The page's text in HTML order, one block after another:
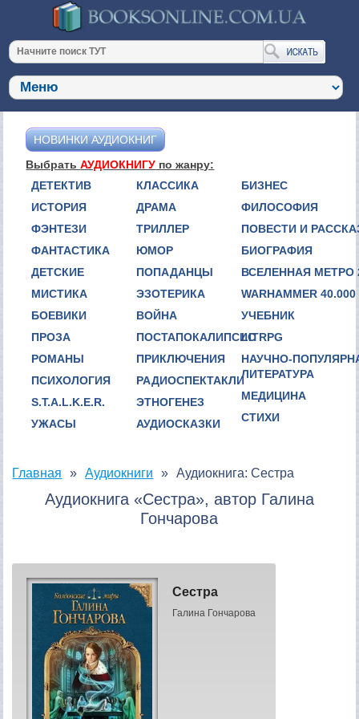
НОВИНКИ АУДИОКНИГ
ВыбратьАУДИОКНИГУ по жанру:
ДЕТЕКТИВ
ИСТОРИЯ
ФЭНТЕЗИ
ФАНТАСТИКА
ДЕТСКИЕ
МИСТИКА
БОЕВИКИ
ПРОЗА
РОМАНЫ
ПСИХОЛОГИЯ
S.T.A.L.K.E.R.
УЖАСЫ
КЛАССИКА
ДРАМА
ТРИЛЛЕР
ЮМОР
ПОПАДАНЦЫ
ЭЗОТЕРИКА
ВОЙНА
ПОСТАПОКАЛИПСИС
ПРИКЛЮЧЕНИЯ
РАДИОСПЕКТАКЛИ
ЭТНОГЕНЕЗ
АУДИОСКАЗКИ
БИЗНЕС
ФИЛОСОФИЯ
ПОВЕСТИ И
БИОГРАФИЯ
ВСЕЛЕННАЯ МЕТРО
WARHAMMER 40.000
УЧЕБНИК
LITRPG
НАУЧНО-
ЛИТЕРАТУРА
МЕДИЦИНА
СТИХИ
Главная Аудиокниги Аудиокнига: Сестра
Аудиокнига «Сестра», автор Галина
Гончарова
Сестра
Галина Гончарова